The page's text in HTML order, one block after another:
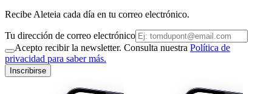
Recibe Aleteia cada día en tu correo electrónico.
Tu dirección de correo electrónico
Acepto recibir la newsletter. Consulta nuestra Política de
privacidad para saber más.
Inscribirse